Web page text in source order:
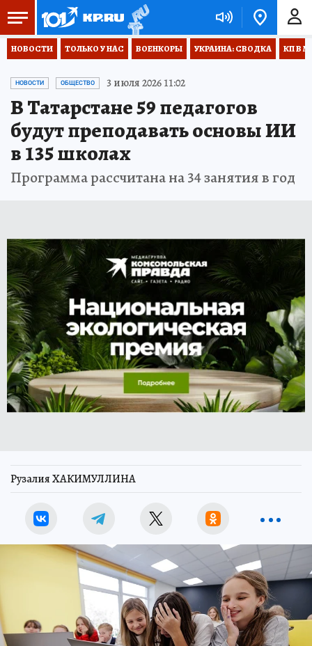
НОВОСТИ ТОЛЬКО У НАС ВОЕНКОРЫ УКРАИНА: СВОДКА КП В
НОВОСТИ ОБЩЕСТВО 3 июля 2026 11:02
В Татарстане 59 педагогов
будут преподавать основы ИИ
в 135 школах
Программа рассчитана на 34 занятия в год
Рузалия ХАКИМУЛЛИНА